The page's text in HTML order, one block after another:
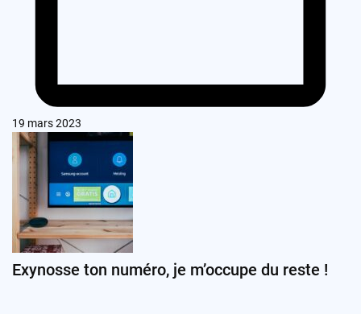
19 mars 2023
Exynosse ton numéro, je m’occupe du reste !